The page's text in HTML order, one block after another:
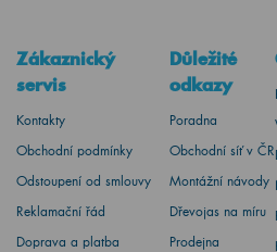
Zákaznický
servis
Kontakty
Obchodní podmínky
Odstoupení od smlouvy
Reklamační řád
Doprava a platba
Důležité
odkazy
Poradna
Obchodní síť v ČR
Montážní návody
Dřevojas na míru
Prodejna